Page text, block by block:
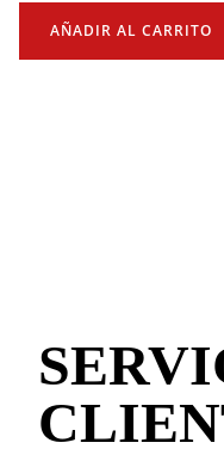
AÑADIR AL CARRITO